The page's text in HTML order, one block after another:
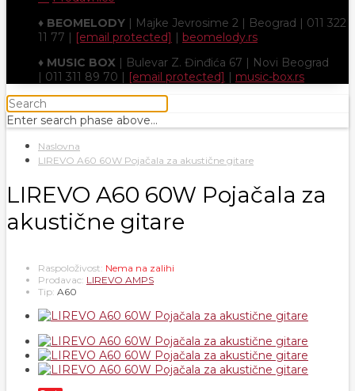
♦ BEOMELODY | Majke Jevrosime 2 | Beograd | 011 322
11 77 | [email protected] | beomelody.rs
♦ MUSIC BOX | Bulevar Z. Đinđića 67 | Novi Beograd
| 011 311 89 70 | [email protected] | music-box.rs
Enter search phase above...
Naslovna
LIREVO A60 60W Pojačala za akustične gitare
LIREVO A60 60W Pojačala za
akustične gitare
Raspoloživost: Nema na zalihi
Prodavac: LIREVO AMPS
Tip: A60